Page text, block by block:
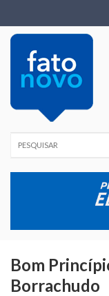
Bom
Borrachudo